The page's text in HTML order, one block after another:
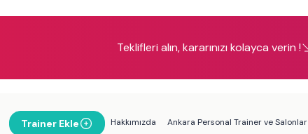
Teklifleri alın, kararınızı kolayca verin !
Trainer Ekle Hakkımızda Ankara Personal Trainer ve Salonlar